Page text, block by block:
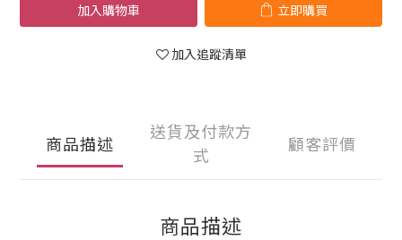
加入購物車 立即購買
加入追蹤清單
商品描述
送貨及付款方
式
顧客評價
商品描述